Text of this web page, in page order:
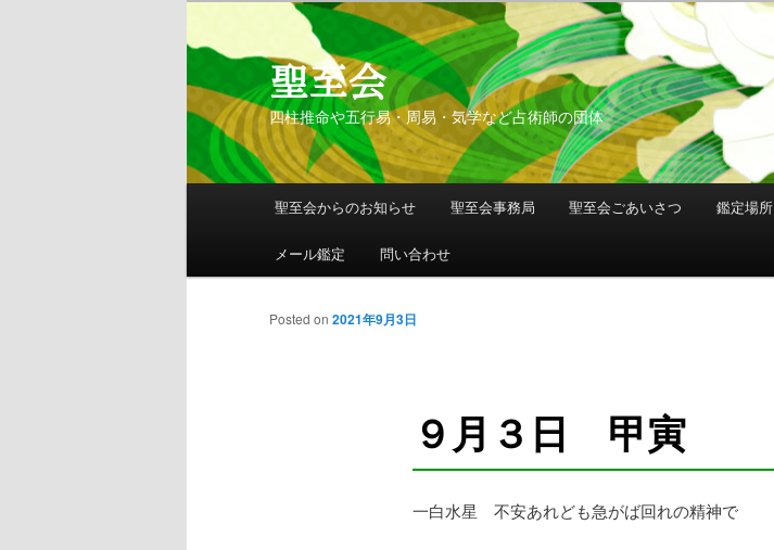
聖至会
四柱推命や五行易・周易・気学など占術師の団体
メインメニュー
メインコンテンツへ移動
サブコンテンツへ移動
聖至会からのお知らせ 聖至会事務局 聖至会ごあいさつ 鑑定場所
メール鑑定 問い合わせ
９月３日 甲寅
Posted on 2021年9月3日
一白水星 不安あれども急がば回れの精神で